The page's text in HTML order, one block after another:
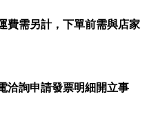
費需另計，下單前需與店家
洽詢申請發票明細開立事